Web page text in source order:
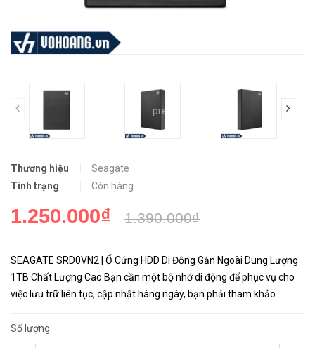
prev
Thương hiệu
Seagate
Tình trạng
Còn hàng
1.250.000₫ 1.390.000₫
SEAGATE SRD0VN2 | Ổ Cứng HDD Di Động Gắn Ngoài Dung Lượng
1TB Chất Lượng Cao Bạn cần một bộ nhớ di động để phục vụ cho
việc lưu trữ liên tục, cập nhật hàng ngày, bạn phải tham khảo
Số lượng: